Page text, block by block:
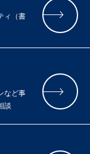
ィ（書
など事
談